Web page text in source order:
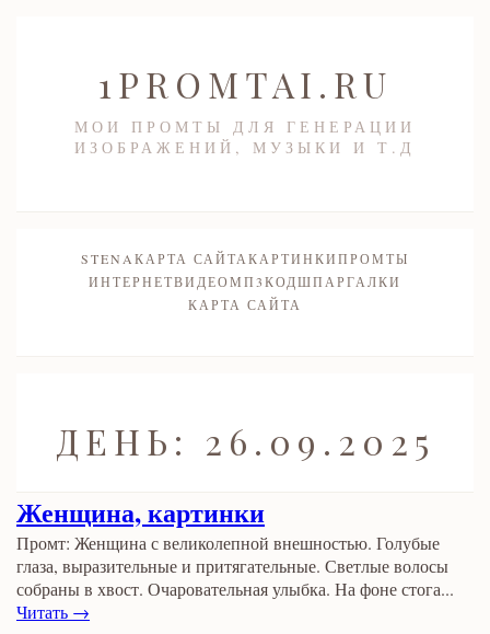
1PROMTAI.RU
МОИ ПРОМТЫ ДЛЯ ГЕНЕРАЦИИ
ИЗОБРАЖЕНИЙ, МУЗЫКИ И Т.Д
STENAКАРТА САЙТАКАРТИНКИПРОМТЫ
ИНТЕРНЕТВИДЕОМП3КОДШПАРГАЛКИ
КАРТА САЙТА
ДЕНЬ: 26.09.2025
Женщина, картинки
Промт: Женщина с великолепной внешностью. Голубые
глаза, выразительные и притягательные. Светлые волосы
собраны в хвост. Очаровательная улыбка. На фоне стога...
Читать →